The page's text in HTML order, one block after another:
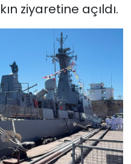
ziyaretine açıldı.